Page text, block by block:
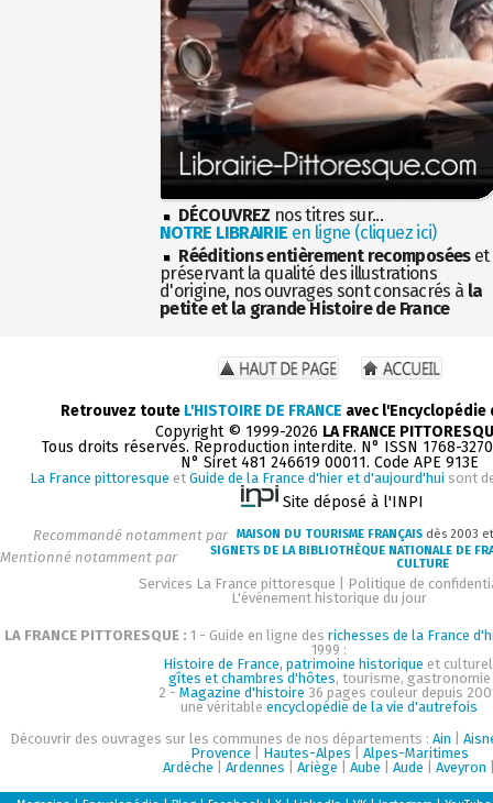
DÉCOUVREZ nos titres sur...
NOTRE LIBRAIRIE en ligne (cliquez ici)
Rééditions entièrement recomposéeset
préservant la qualité des illustrations
d'origine, nos ouvrages sont consacrés à la
petite et la grande Histoire de France
Retrouvez toute L'HISTOIRE DE FRANCE avec
Copyright © 1999-2026 LA FRANCE
Tous droits réservés. Reproduction interdite. N° ISSN 1768-
N° Siret 481 246619 00011. Code APE 913E
La France pittoresque et Guide de la France d'hier et d'aujourd'hui sont
Site déposé à l'INPI
Recommandé notamment par MAISON DU TOURISME FRANÇAIS dès 2003
Mentionné notamment par
SIGNETS DE LA BIBLIOTHÈQUE NATIONALE DE
CULTURE
Services La France pittoresque
Politique de
L'événement historique du jour
LA FRANCE PITTORESQUE : 1 - Guide en ligne des richesses de la France
1999 :
Histoire de France, patrimoine historique et
gîtes et chambres d'hôtes, tourisme, gastronomie
2 - Magazine d'histoire 36 pages couleur depuis
une véritableencyclopédie de la vie d'autrefois
Découvrir des ouvrages sur les communes de nos départements :Ain |
Provence
Hautes-Alpes
Alpes-Maritimes
Ardèche |Ardennes |Ariège |Aube |Aude |Aveyron